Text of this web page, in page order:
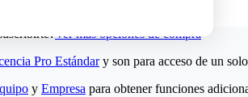
Ver más opciones de compra
Pro Estándary son para acceso de un
y Empresa para obtener funciones